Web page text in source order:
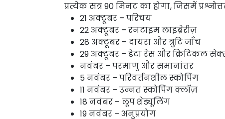
प्रत्येक सत्र 90 मिनट का होगा, जिसमें
21 अक्टूबर – परिचय
22 अक्टूबर – रनटाइम लाइब्रेरीज़
28 अक्टूबर – दायरा और त्रुटि जाँच
29 अक्टूबर – डेटा रेस और क्रिटिकल
नवंबर – परमाणु और समानांतर
5 नवंबर – परिवर्तनशील स्कोपिंग
11 नवंबर – उन्नत स्कोपिंग क्लॉज़
18 नवंबर – लूप शेड्यूलिंग
19 नवंबर – अनुप्रयोग